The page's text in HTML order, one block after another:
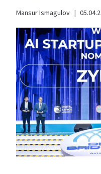
Mansur Ismagulov